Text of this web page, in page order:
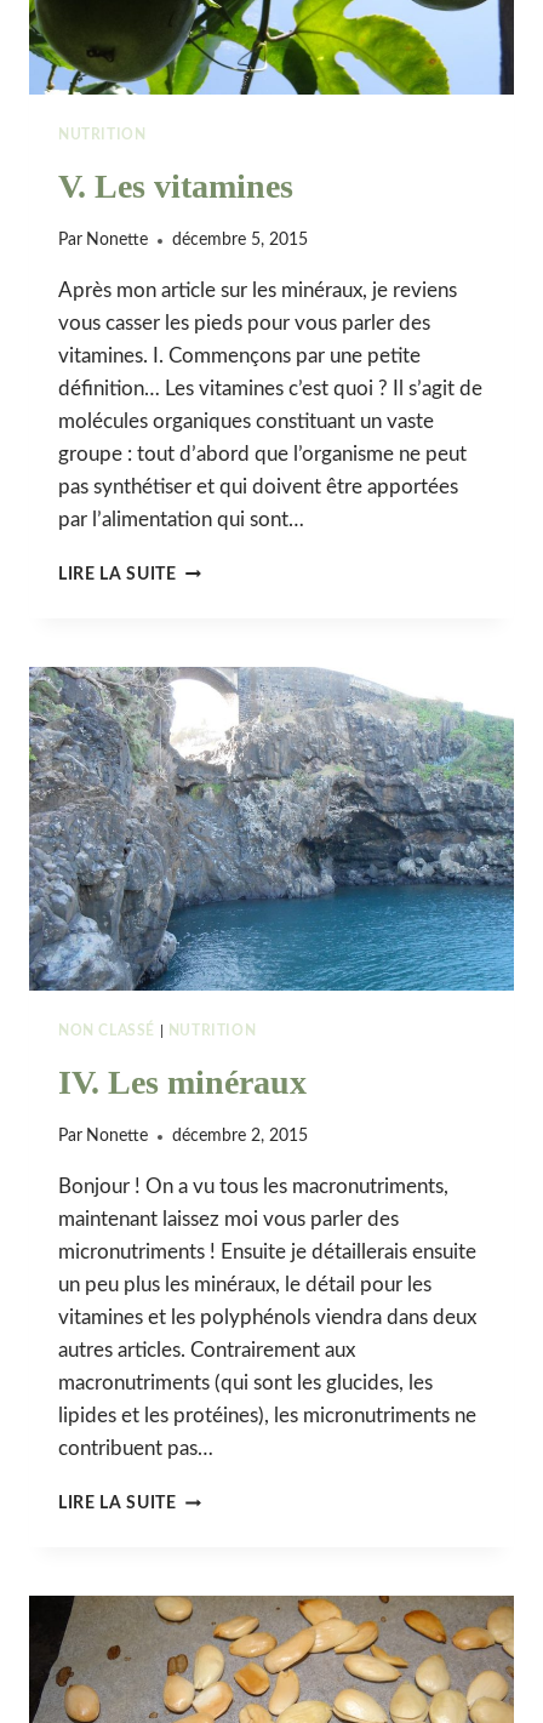
NUTRITION
V. Les vitamines
Par Nonette décembre 5, 2015
Après mon article sur les minéraux, je reviens
vous casser les pieds pour vous parler des
vitamines. I. Commençons par une petite
définition… Les vitamines c’est quoi ? Il s’agit de
molécules organiques constituant un vaste
groupe : tout d’abord que l’organisme ne peut
pas synthétiser et qui doivent être apportées
par l’alimentation qui sont…
LIRE LA SUITEV.
NON CLASSÉ NUTRITION
IV. Les minéraux
Par Nonette décembre 2, 2015
Bonjour ! On a vu tous les macronutriments,
maintenant laissez moi vous parler des
micronutriments ! Ensuite je détaillerais ensuite
un peu plus les minéraux, le détail pour les
vitamines et les polyphénols viendra dans deux
autres articles. Contrairement aux
macronutriments (qui sont les glucides, les
lipides et les protéines), les micronutriments ne
contribuent pas…
LIRE LA SUITEIV.